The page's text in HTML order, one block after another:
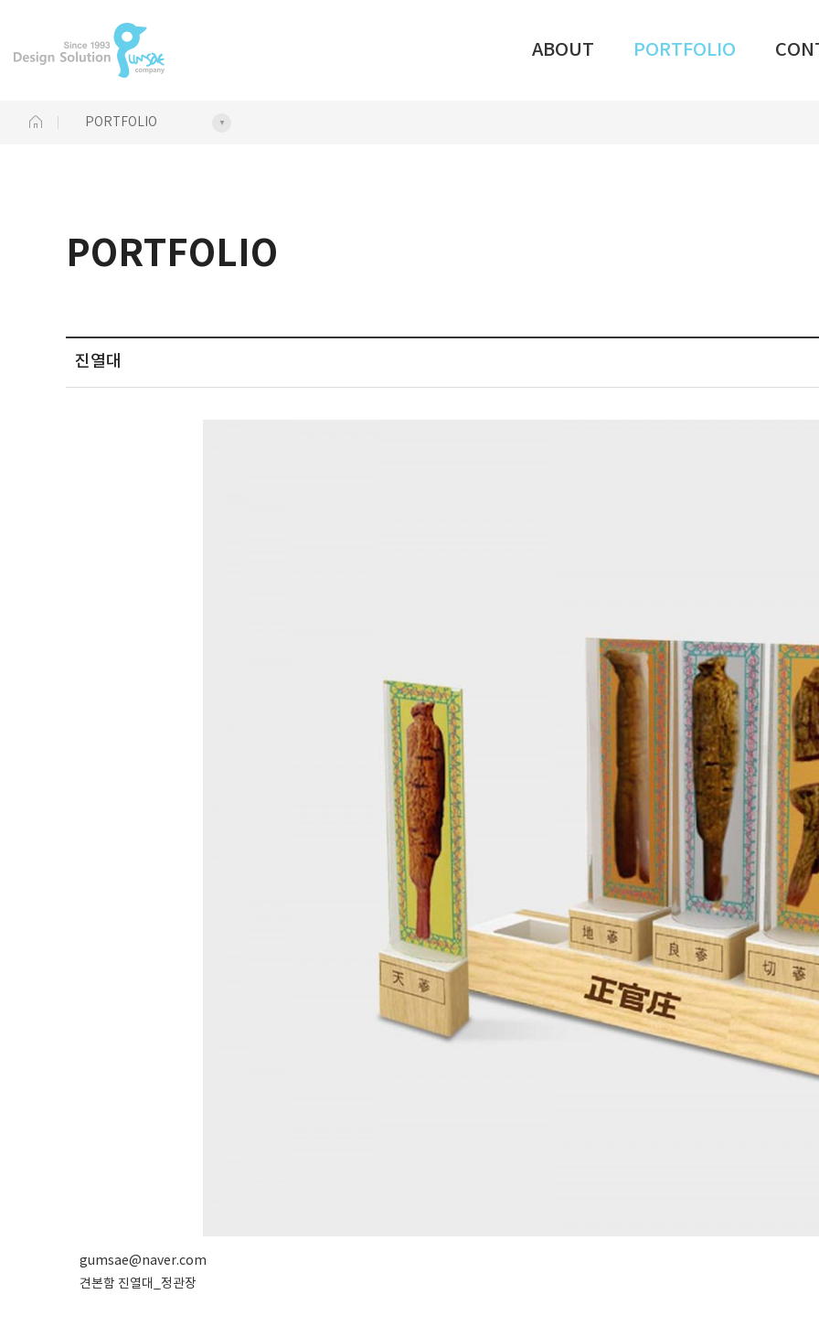
ABOUT PORTFOLIO
PORTFOLIO
PORTFOLIO
진열대
gumsae@naver.com
견본함 진열대_정관장